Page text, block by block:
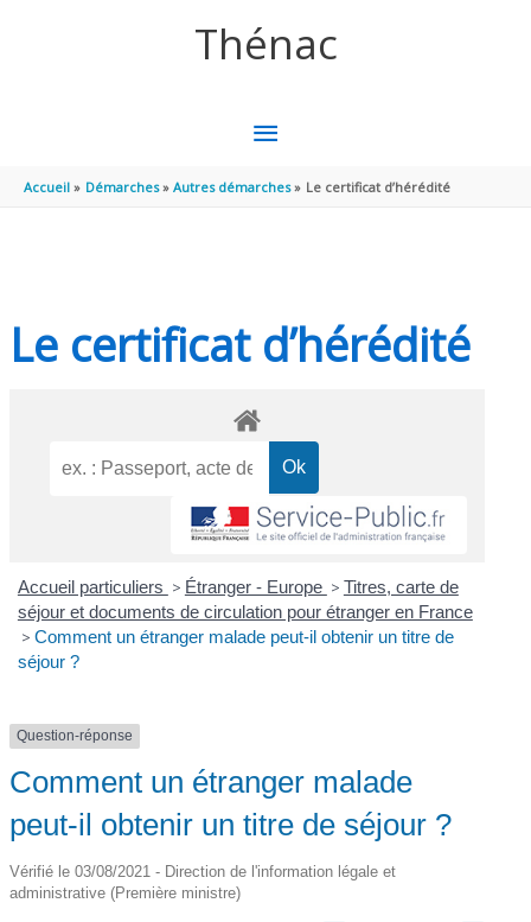
Thénac
MENU
PRINCIPAL
Accueil Démarches Autres démarches Le certificat d’hérédité
Le certificat d’hérédité
Accueil particuliers > Étranger - Europe > Titres, carte de
séjour et documents de circulation pour étranger en France
> Comment un étranger malade peut-il obtenir un titre de
séjour ?
Question-réponse
Comment un étranger malade
peut-il obtenir un titre de séjour ?
Vérifié le 03/08/2021 - Direction de l'information légale et
administrative (Première ministre)